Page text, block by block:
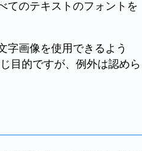
てのテキストのフォントを
字画像を使用できるよう
目的ですが、例外は認めら